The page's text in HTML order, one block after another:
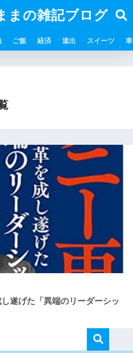
まの雑記ブログ
ご飯 経済 遠出 スイーツ 車
遂げた「異端のリーダーシッ